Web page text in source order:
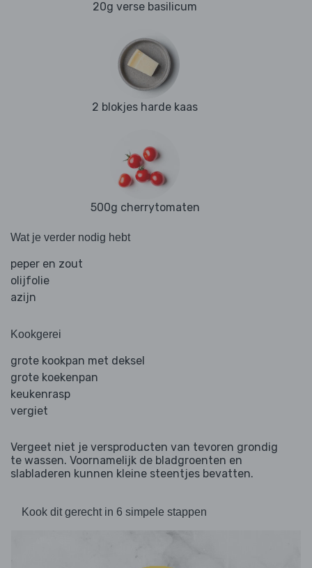
20g verse basilicum
2 blokjes harde kaas
500g cherrytomaten
Wat je verder nodig hebt
peper en zout
olijfolie
azijn
Kookgerei
grote kookpan met deksel
grote koekenpan
keukenrasp
vergiet
Vergeet niet je versproducten van tevoren grondig
te wassen. Voornamelijk de bladgroenten en
slabladeren kunnen kleine steentjes bevatten.
Kook dit gerecht in 6 simpele stappen